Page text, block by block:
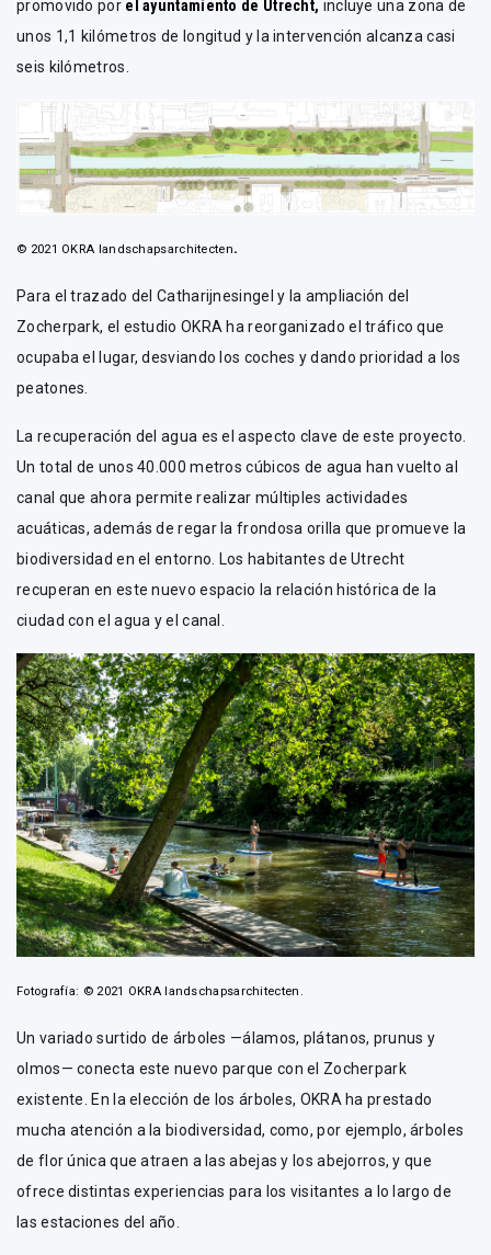
promovido por el ayuntamiento de Utrecht, incluye una zona de
unos 1,1 kilómetros de longitud y la intervención alcanza casi
seis kilómetros.
© 2021 OKRA landschapsarchitecten.
Para el trazado del Catharijnesingel y la ampliación del
Zocherpark, el estudio OKRA ha reorganizado el tráfico que
ocupaba el lugar, desviando los coches y dando prioridad a los
peatones.
La recuperación del agua es el aspecto clave de este proyecto.
Un total de unos 40.000 metros cúbicos de agua han vuelto al
canal que ahora permite realizar múltiples actividades
acuáticas, además de regar la frondosa orilla que promueve la
biodiversidad en el entorno. Los habitantes de Utrecht
recuperan en este nuevo espacio la relación histórica de la
ciudad con el agua y el canal.
Fotografía: © 2021 OKRA landschapsarchitecten.
Un variado surtido de árboles —álamos, plátanos, prunus y
olmos— conecta este nuevo parque con el Zocherpark
existente. En la elección de los árboles, OKRA ha prestado
mucha atención a la biodiversidad, como, por ejemplo, árboles
de flor única que atraen a las abejas y los abejorros, y que
ofrece distintas experiencias para los visitantes a lo largo de
las estaciones del año.